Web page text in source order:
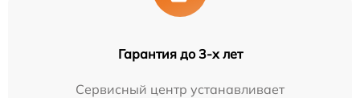
Гарантия до 3-х лет
Сервисный центр устанавливает